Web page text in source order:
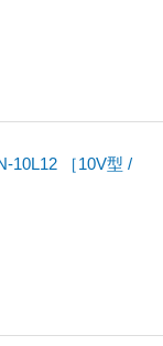
10L12 ［10V型 /